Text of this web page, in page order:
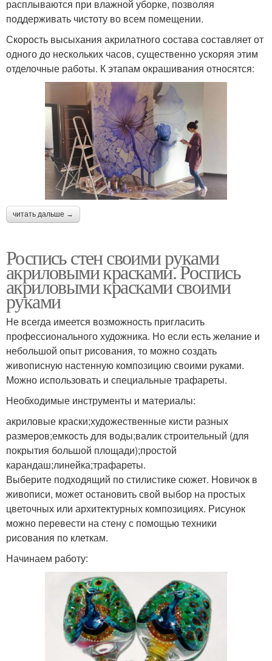
расплываются при влажной уборке, позволяя
поддерживать чистоту во всем помещении.
Скорость высыхания акрилатного состава составляет от
одного до нескольких часов, существенно ускоряя этим
отделочные работы. К этапам окрашивания относятся:
читать дальше →
Роспись стен своими руками
акриловыми красками. Роспись
акриловыми красками своими
руками
Не всегда имеется возможность пригласить
профессионального художника. Но если есть желание и
небольшой опыт рисования, то можно создать
живописную настенную композицию своими руками.
Можно использовать и специальные трафареты.
Необходимые инструменты и материалы:
акриловые краски;художественные кисти разных
размеров;емкость для воды;валик строительный (для
покрытия большой площади);простой
карандаш;линейка;трафареты.
Выберите подходящий по стилистике сюжет. Новичок в
живописи, может остановить свой выбор на простых
цветочных или архитектурных композициях. Рисунок
можно перевести на стену с помощью техники
рисования по клеткам.
Начинаем работу: